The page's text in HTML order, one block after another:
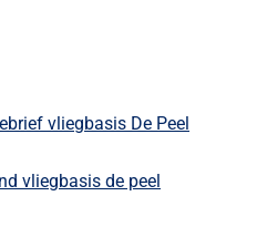
vliegbasis De Peel
vliegbasis de peel